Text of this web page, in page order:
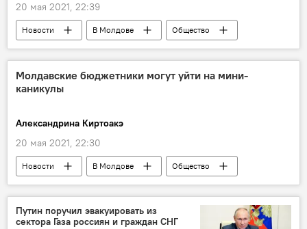
20 мая 2021, 22:39
Новости В Молдове
Общество
Молдова на Евровидении
Молдавские бюджетники могут уйти на мини-
каникулы
Александрина Киртоакэ
20 мая 2021, 22:30
Новости В Молдове Общество
Путин поручил эвакуировать из
сектора Газа россиян и граждан СНГ